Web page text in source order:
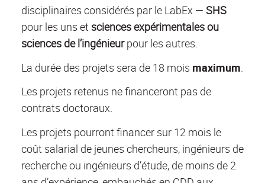
disciplinaires considérés par le LabEx — SHS
pour les uns et sciences expérimentales ou
sciences de l’ingénieurpour les autres.
La durée des projets sera de 18 mois maximum.
Les projets retenus ne financeront pas de
contrats doctoraux.
Les projets pourront financer sur 12 mois le
coût salarial de jeunes chercheurs, ingénieurs de
recherche ou ingénieurs d’étude, de moins de 2